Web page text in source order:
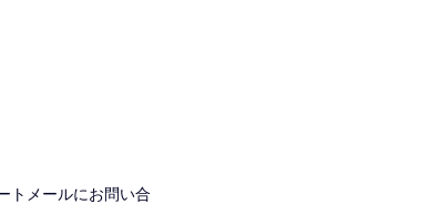
トメールにお問い合